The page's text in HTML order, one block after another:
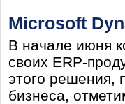
Microsoft
В начале июня
своих ERP-
этого решения,
бизнеса,